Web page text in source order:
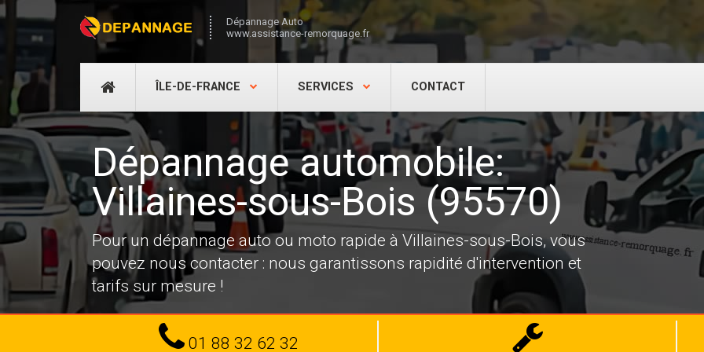
Dépannage Auto
www.assistance-remorquage.fr
DÉPANNAGE
ÎLE-DE-FRANCE SERVICES CONTACT
Dépannage automobile:
Villaines-sous-Bois (95570)
Pour un dépannage auto ou moto rapide à Villaines-sous-Bois, vous
pouvez nous contacter : nous garantissons rapidité d'intervention et
tarifs sur mesure !
Tel
01 88 32 62 32
Dépannage